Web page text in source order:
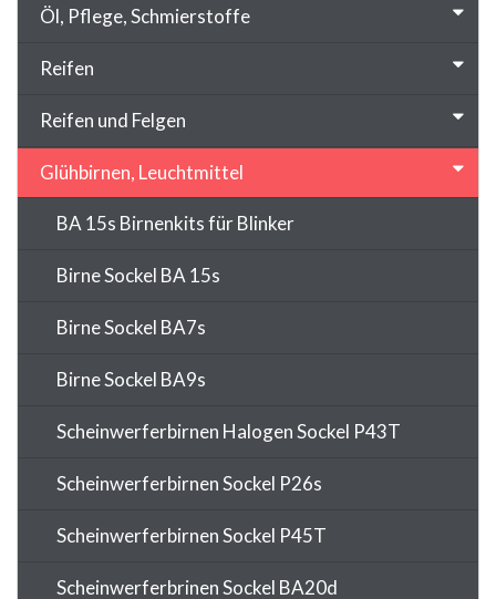
Öl, Pflege, Schmierstoffe
Reifen
Reifen und Felgen
Glühbirnen, Leuchtmittel
BA 15s Birnenkits für Blinker
Birne Sockel BA 15s
Birne Sockel BA7s
Birne Sockel BA9s
Scheinwerferbirnen Halogen Sockel P43T
Scheinwerferbirnen Sockel P26s
Scheinwerferbirnen Sockel P45T
Scheinwerferbrinen Sockel BA20d